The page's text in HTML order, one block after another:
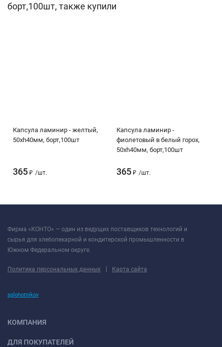
борт,100шт, также купили
Капсула ламинир - желтый,
50хh40мм, борт,100шт
365 ₽ /шт.
Капсула ламинир -
фиолетовый в белый горох,
50хh40мм, борт,100шт
365 ₽ /шт.
Фирма «КОНТО» — один из ведущих поставщиков технологий и
сырья для хлебопекарной и кондитерской промышленности в
Южном Федеральном округе.
Политика персональных данных | Карта сайта
splohotnikov
КОМПАНИЯ
ДЛЯ ПОКУПАТЕЛЕЙ